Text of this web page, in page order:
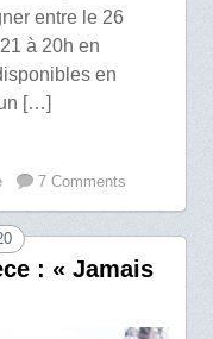
entre le 26
à 20h en
en
[…]
7 Comments
: « Jamais